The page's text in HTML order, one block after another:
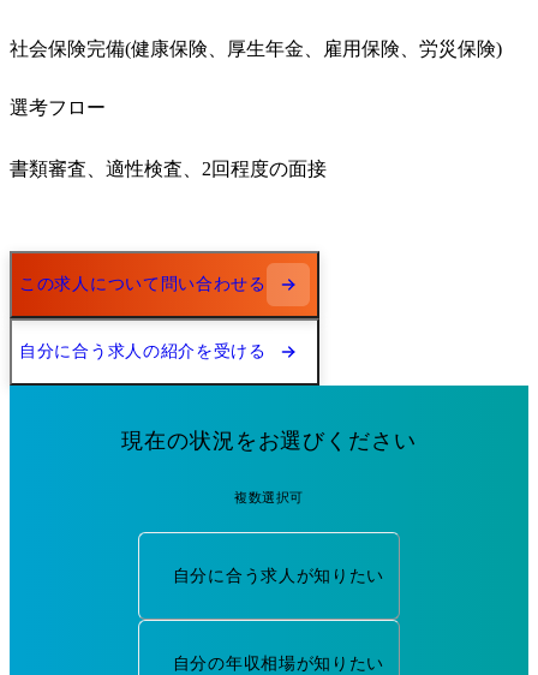
社会保険完備(健康保険、厚生年金、雇用保険、労災保険)
選考フロー
書類審査、適性検査、2回程度の面接
この求人について問い合わせる
自分に合う求人の紹介を受ける
現在の状況をお選びください
複数選択可
自分に合う求人が知りたい
自分の年収相場が知りたい